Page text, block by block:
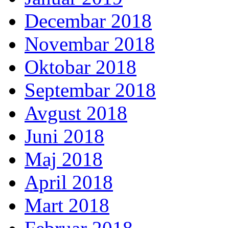
Decembar 2018
Novembar 2018
Oktobar 2018
Septembar 2018
Avgust 2018
Juni 2018
Maj 2018
April 2018
Mart 2018